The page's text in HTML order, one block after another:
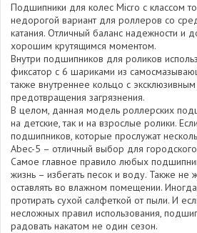
Подшипники для колес Micro с классом
недорогой вариант для роллеров со
катания. Отличный баланс надежности и
хорошим крутящимся моментом.
Внутри подшипников для роликов
фиксатор с 6 шариками из
также внутреннее кольцо с
предотвращения загрязнения.
В целом, данная модель роллерских
на детские, так и на взрослые ролики.
подшипников, которые прослужат
Abec-5 – отличный выбор для городского
Самое главное правило любых
жизнь – избегать песок и воду. Также не
оставлять во влажном помещении.
протирать сухой салфеткой от пыли. И
несложных правил использования,
радовать накатом не один сезон.